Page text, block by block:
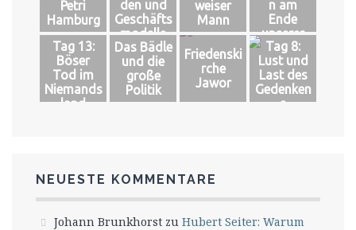
Petri
Hamburg
den und
Geschäfts
modelle
weiser
Mann
n am
Ende
unserer
Welt
Tag 13:
Böser
Tod im
Niemands
land
Das Bädle
und die
große
Politik
Friedenski
rche
Jawor
Tag 8:
Lust und
Last des
Gedenken
s
NEUESTE KOMMENTARE
Johann Brunkhorst zu Hubert Seiter: Warum